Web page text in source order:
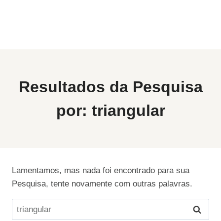
Resultados da Pesquisa
por: triangular
Lamentamos, mas nada foi encontrado para sua
Pesquisa, tente novamente com outras palavras.
Pesquisar
por: